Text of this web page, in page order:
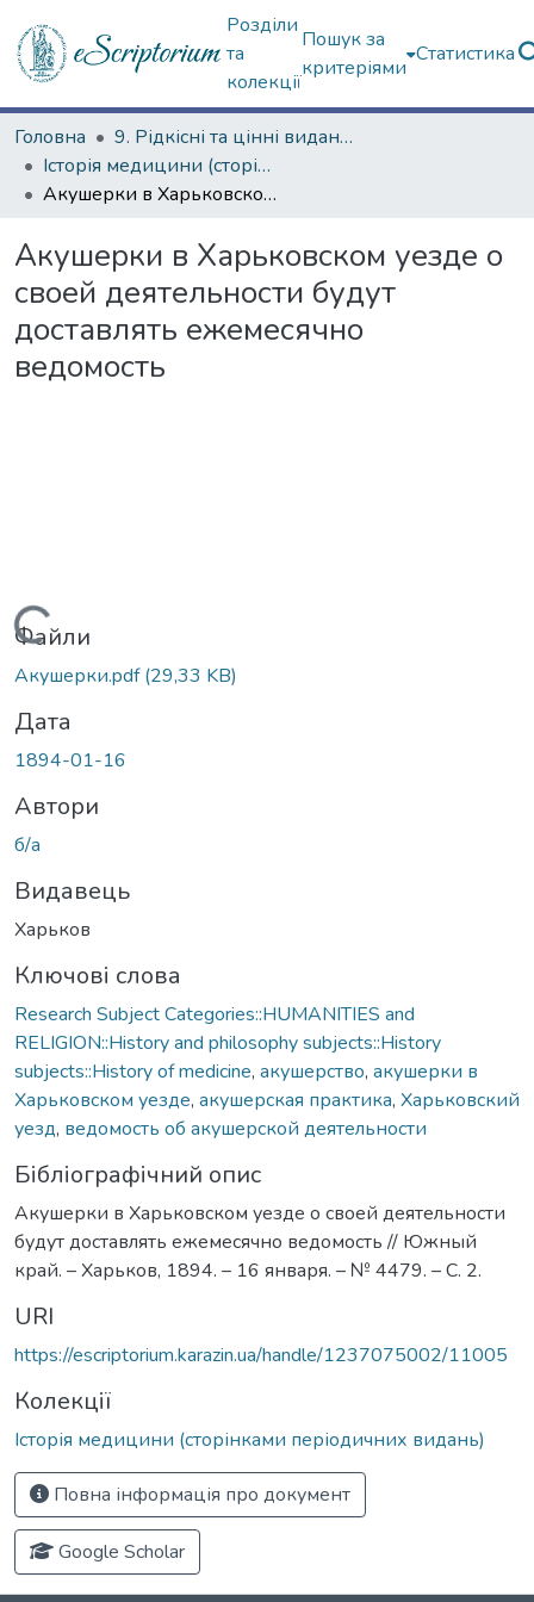
Розділи
та
колекції
Пошук за
критеріями
Статистика
Головна
9. Рідкісні та цінні видання
Історія медицини (сторінками періодичних видань)
Акушерки в Харьковском уезде о своей деятельности будут доставлять ежемесячно ведомость
Акушерки в Харьковском уезде о
своей деятельности будут
доставлять ежемесячно
ведомость
Вантажиться...
Файли
Акушерки.pdf(29,33 KB)
Дата
1894-01-16
Автори
б/а
Видавець
Харьков
Ключові слова
Research Subject Categories::HUMANITIES and
RELIGION::History and philosophy subjects::History
subjects::History of medicine, акушерство, акушерки в
Харьковском уезде, акушерская практика, Харьковский
уезд, ведомость об акушерской деятельности
Бібліографічний опис
Акушерки в Харьковском уезде о своей деятельности
будут доставлять ежемесячно ведомость // Южный
край. – Харьков, 1894. – 16 января. – № 4479. – С. 2.
URI
https://escriptorium.karazin.ua/handle/1237075002/11005
Колекції
Історія медицини (сторінками періодичних видань)
Повна інформація про документ
Google Scholar